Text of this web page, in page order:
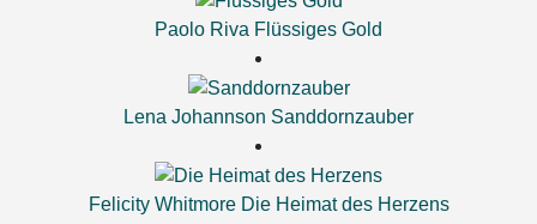
Paolo Riva Flüssiges Gold
Lena Johannson Sanddornzauber
Felicity Whitmore Die Heimat des Herzens